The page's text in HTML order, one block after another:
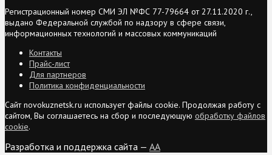
Регистрационный номер СМИ ЭЛ №ФС 77-79664 от 27.11.2020 г.,
выдано Федеральной службой по надзору в сфере связи,
информационных технологий и массовых коммуникаций
Контакты
Прайс-лист
Для партнеров
Политика конфиденциальности
Сайт novokuznetsk.ru использует файлы cookie. Продолжая работу с
сайтом, Вы соглашаетесь на сбор и последующую обработку файлов
cookie.
Разработка и поддержка сайта — AA